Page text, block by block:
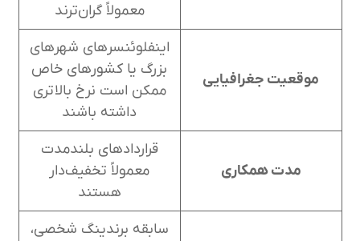
معمولاً گران‌ترند
موقعیت جغرافیایی
اینفلوئنسرهای شهرهای
بزرگ یا کشورهای خاص
ممکن است نرخ بالاتری
داشته باشند
مدت همکاری
قراردادهای بلندمدت
معمولاً تخفیف‌دار
هستند
سابقه برندینگ شخصی،